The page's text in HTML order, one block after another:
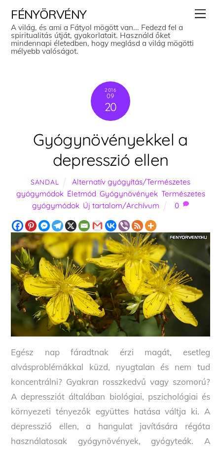
content
FÉNYÖRVÉNY
A világ, és ami a Fátyol mögött van... Fedezd fel a
spiritualitás útját, gyakorlatait. Használd őket
mindennapi életedben, hogy meglásd a világ mögötti
mélyebb valóságot.
2016
09
20
Gyógynövényekkel a
depresszió ellen
SANDAL
Alternatív gyógyítás/Természetes
gyógymódok, Életmód Gyógynövények, Természetes
gyógymódok Új tartalom/Archívum 0
Egész nap fáradtnak érzi magát, esetleg
alvásproblémákkal küzd, nyugtalan és nem tud
koncentrálni? Gyakran rosszkedvű vagy szomorú?
A depressziót általában biológiai, pszichológiai és
környezeti tényezők együttes hatása váltja ki. A
depresszió ellen, a hangulat javítására régóta
használatosak gyógynövények, gyógyteák. A